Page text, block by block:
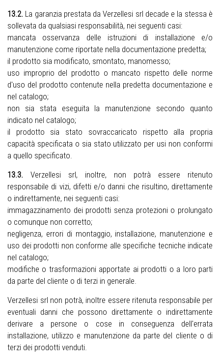
13.2. La garanzia prestata da Verzellesi srl decade e la stessa è
sollevata da qualsiasi responsabilità, nei seguenti casi:
mancata osservanza delle istruzioni di installazione e/o
manutenzione come riportate nella documentazione predetta;
il prodotto sia modificato, smontato, manomesso;
uso improprio del prodotto o mancato rispetto delle norme
d'uso del prodotto contenute nella predetta documentazione e
nel catalogo;
non sia stata eseguita la manutenzione secondo quanto
indicato nel catalogo;
il prodotto sia stato sovraccaricato rispetto alla propria
capacità specificata o sia stato utilizzato per usi non conformi
a quello specificato.
13.3. Verzellesi srl, inoltre, non potrà essere ritenuto
responsabile di vizi, difetti e/o danni che risultino, direttamente
o indirettamente, nei seguenti casi:
immagazzinamento dei prodotti senza protezioni o prolungato
o comunque non corretto;
negligenza, errori di montaggio, installazione, manutenzione e
uso dei prodotti non conforme alle specifiche tecniche indicate
nel catalogo;
modifiche o trasformazioni apportate ai prodotti o a loro parti
da parte del cliente o di terzi in generale.
Verzellesi srl non potrà, inoltre essere ritenuta responsabile per
eventuali danni che possono direttamente o indirettamente
derivare a persone o cose in conseguenza dell'errata
installazione, utilizzo e manutenzione da parte del cliente o di
terzi dei prodotti venduti.